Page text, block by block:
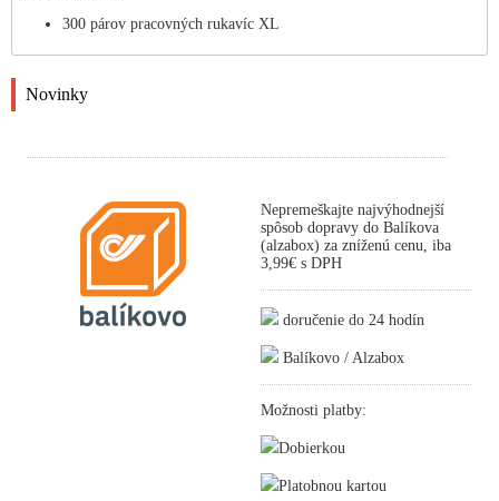
300 párov pracovných rukavíc XL
Novinky
Nepremeškajte najvýhodnejší
spôsob dopravy do Balíkova
(alzabox) za zníženú cenu, iba
3,99€ s DPH
doručenie do 24 hodín
Balíkovo / Alzabox
Možnosti platby:
Dobierkou
Platobnou kartou